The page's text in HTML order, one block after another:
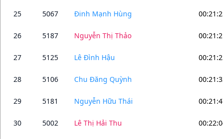
25 5067 Đinh Mạnh Hùng
26 5187 Nguyễn Thị Thảo
27 5125 Lê Đình Hậu
28 5106 Chu Đăng Quỳnh
29 5181 Nguyễn Hữu Thái
30 5002 Lê Thị Hải Thu